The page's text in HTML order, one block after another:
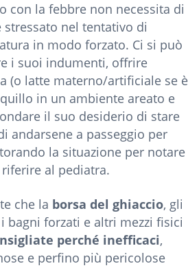
con la febbre non necessita di
nel tentativo di
in modo forzato. Ci si può
i suoi indumenti, offrire
(o latte materno/artificiale se è
in un ambiente areato e
il suo desiderio di stare
andarsene a passeggio per
la situazione per notare
al pediatra.
che la borsa del ghiaccio, gli
i bagni forzati e altri mezzi fisici
perché inefficaci,
e perfino più pericolose